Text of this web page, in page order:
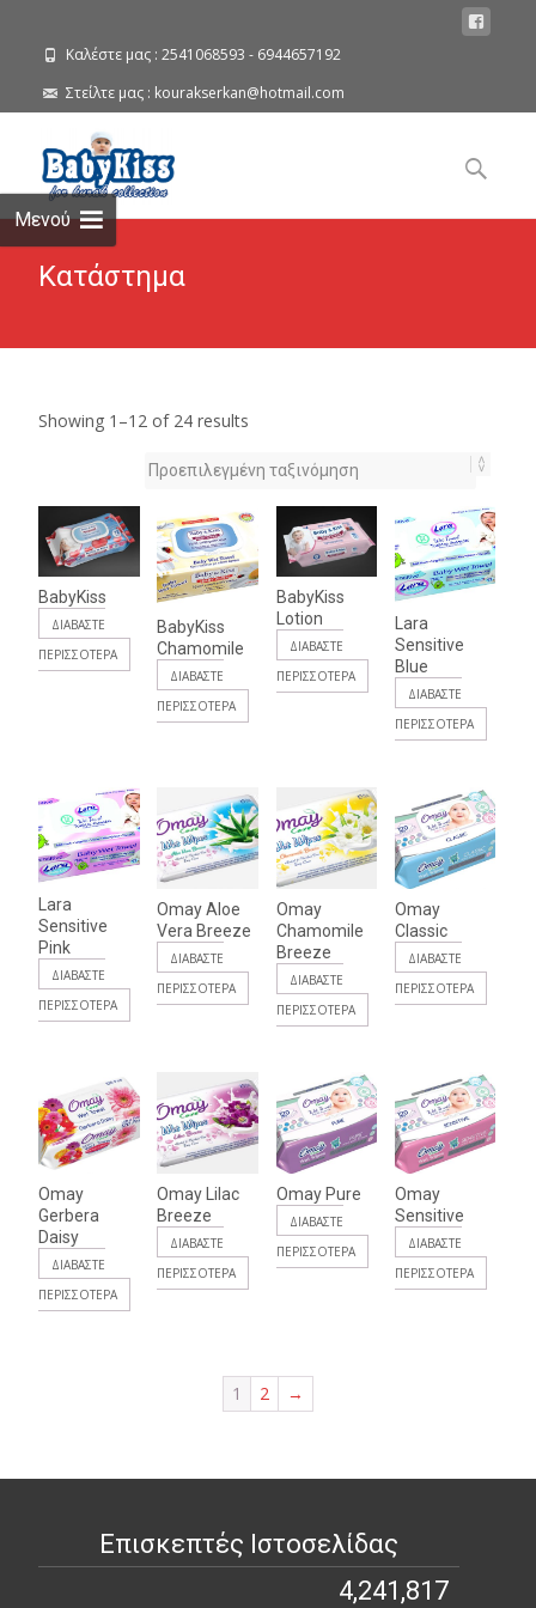
Καλέστε μας : 2541068593 - 6944657192
Στείλτε μας : kourakserkan@hotmail.com
Μενού
Search
Κατάστημα
Showing 1–12 of 24 results
BabyKiss
ΔΙΑΒΆΣΤΕ
ΠΕΡΙΣΣΌΤΕΡΑ
BabyKiss
Chamomile
ΔΙΑΒΆΣΤΕ
ΠΕΡΙΣΣΌΤΕΡΑ
BabyKiss
Lotion
ΔΙΑΒΆΣΤΕ
ΠΕΡΙΣΣΌΤΕΡΑ
Lara
Sensitive
Blue
ΔΙΑΒΆΣΤΕ
ΠΕΡΙΣΣΌΤΕΡΑ
Lara
Sensitive
Pink
ΔΙΑΒΆΣΤΕ
ΠΕΡΙΣΣΌΤΕΡΑ
Omay Aloe
Vera Breeze
ΔΙΑΒΆΣΤΕ
ΠΕΡΙΣΣΌΤΕΡΑ
Omay
Chamomile
Breeze
ΔΙΑΒΆΣΤΕ
ΠΕΡΙΣΣΌΤΕΡΑ
Omay
Classic
ΔΙΑΒΆΣΤΕ
ΠΕΡΙΣΣΌΤΕΡΑ
Omay
Gerbera
Daisy
ΔΙΑΒΆΣΤΕ
ΠΕΡΙΣΣΌΤΕΡΑ
Omay Lilac
Breeze
ΔΙΑΒΆΣΤΕ
ΠΕΡΙΣΣΌΤΕΡΑ
Omay Pure
ΔΙΑΒΆΣΤΕ
ΠΕΡΙΣΣΌΤΕΡΑ
Omay
Sensitive
ΔΙΑΒΆΣΤΕ
ΠΕΡΙΣΣΌΤΕΡΑ
1 2 →
Επισκεπτές Ιστοσελίδας
4,241,817